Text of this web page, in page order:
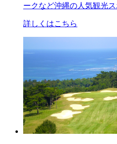
ークなど沖縄の人気観光ス
詳しくはこちら